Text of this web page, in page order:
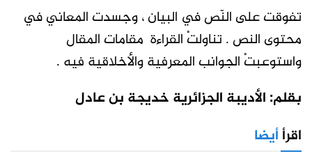
تفوقت على النّص في البيان ، وجسدت المعاني في
محتوى النص . تناولتْ القراءة مقامات المقال
واستوعبتْ الجوانب المعرفية والأخلاقية فيه .
بقلم: الأديبة الجزائرية خديجة بن عادل
اقرأأيضا